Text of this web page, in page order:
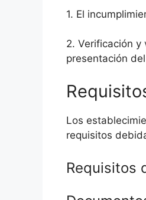
1. El
2. Verificación
presentación
Los
requisitos
Requisitos